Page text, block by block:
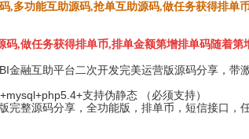
,多功能互助源码,抢单互助源码,做任务获得排单
码,做任务获得排单币,排单金额第增排单码随着第
金融互助平台二次开发完美运营版源码分享，带
支持伪静态 （必须支持）
完整源码分享，全功能版，排单币，短信接口，